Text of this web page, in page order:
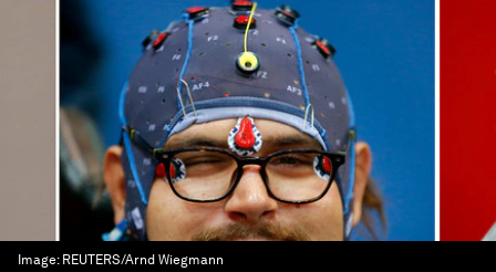
Image: REUTERS/Arnd Wiegmann